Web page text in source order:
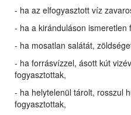
- ha az elfogyasztott víz
- ha a kiránduláson ismeretlen
- ha mosatlan salátát,
- ha forrásvízzel, ásott kút
fogyasztottak,
- ha helytelenül tárolt, rosszul
fogyasztottak,